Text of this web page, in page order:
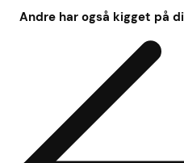
Andre har også kigget på